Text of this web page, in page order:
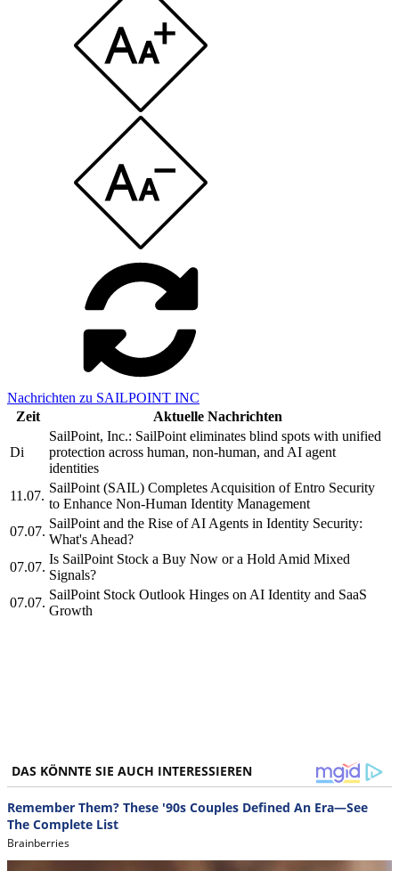
Nachrichten zu SAILPOINT INC
Zeit
Aktuelle Nachrichten
Di
SailPoint, Inc.: SailPoint eliminates blind spots with unified
protection across human, non-human, and AI agent
identities
11.07.
SailPoint (SAIL) Completes Acquisition of Entro Security
to Enhance Non-Human Identity Management
07.07.
SailPoint and the Rise of AI Agents in Identity Security:
What's Ahead?
07.07.
Is SailPoint Stock a Buy Now or a Hold Amid Mixed
Signals?
07.07.
SailPoint Stock Outlook Hinges on AI Identity and SaaS
Growth